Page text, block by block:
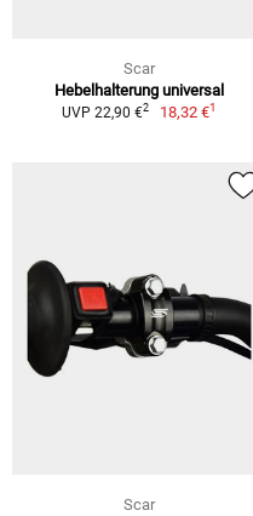
Scar
Hebelhalterung universal
UVP 22,90 €2 18,32 €1
Scar